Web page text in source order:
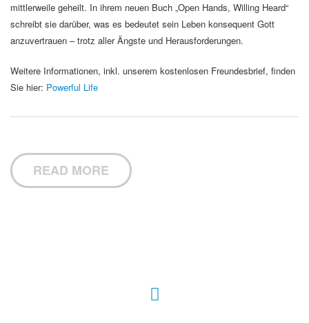
mittlerweile geheilt. In ihrem neuen Buch „Open Hands, Willing Heard“
schreibt sie darüber, was es bedeutet sein Leben konsequent Gott
anzuvertrauen – trotz aller Ängste und Herausforderungen.
Weitere Informationen, inkl. unserem kostenlosen Freundesbrief, finden
Sie hier: Powerful Life
READ MORE